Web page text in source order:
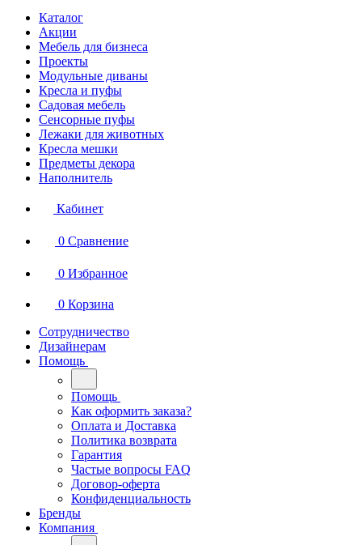
Каталог
Акции
Мебель для бизнеса
Проекты
Модульные диваны
Кресла и пуфы
Садовая мебель
Сенсорные пуфы
Лежаки для животных
Кресла мешки
Предметы декора
Наполнитель
Кабинет
0 Сравнение
0 Избранное
0 Корзина
Сотрудничество
Дизайнерам
Помощь
Помощь
Как оформить заказа?
Оплата и Доставка
Политика возврата
Гарантия
Частые вопросы FAQ
Договор-оферта
Конфиденциальность
Бренды
Компания